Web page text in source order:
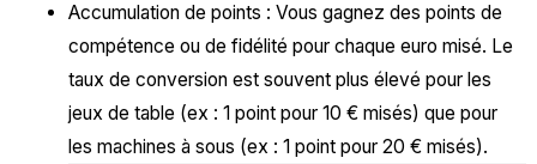
Accumulation de points : Vous gagnez des points de
compétence ou de fidélité pour chaque euro misé. Le
taux de conversion est souvent plus élevé pour les
jeux de table (ex : 1 point pour 10 € misés) que pour
les machines à sous (ex : 1 point pour 20 € misés).